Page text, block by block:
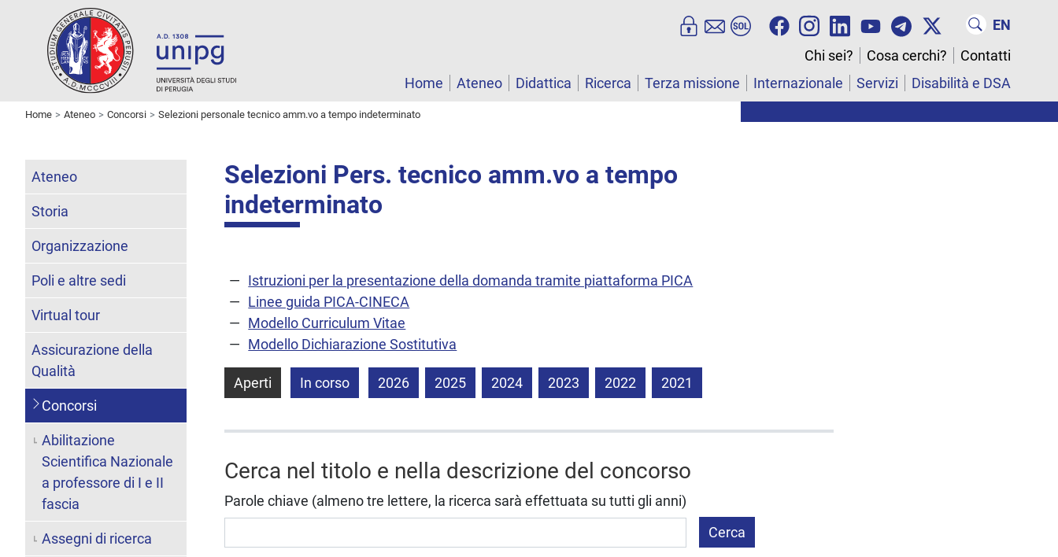
EN
Chi sei?
Cosa cerchi?
Contatti
Home
Ateneo Didattica Ricerca Terza missione Internazionale Servizi Disabilità e DSA
Home Ateneo Concorsi Selezioni personale tecnico amm.vo a tempo indeterminato
Selezioni Pers. tecnico amm.vo a tempo
indeterminato
Istruzioni per la presentazione della domanda tramite piattaforma PICA
Linee guida PICA-CINECA
Modello Curriculum Vitae
Modello Dichiarazione Sostitutiva
Aperti In corso 2026 2025 2024 2023 2022 2021
Cerca nel titolo e nella descrizione del concorso
Parole chiave (almeno tre lettere, la ricerca sarà effettuata su tutti gli anni)
Cerca
Ateneo
Storia
Organizzazione
Poli e altre sedi
Virtual tour
Assicurazione della
Qualità
Concorsi
Abilitazione
Scientifica Nazionale
a professore di I e II
fascia
Assegni di ricerca